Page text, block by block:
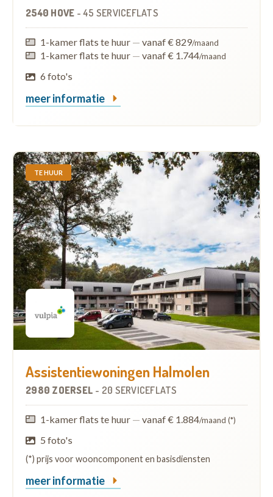
2540 HOVE - 45 SERVICEFLATS
1-kamer flats te huur — vanaf € 829/maand
1-kamer flats te huur — vanaf € 1.744/maand
6 foto's
meer informatie
TE HUUR
Assistentiewoningen Halmolen
2980 ZOERSEL - 20 SERVICEFLATS
1-kamer flats te huur — vanaf € 1.884/maand (*)
5 foto's
(*) prijs voor wooncomponent en basisdiensten
meer informatie